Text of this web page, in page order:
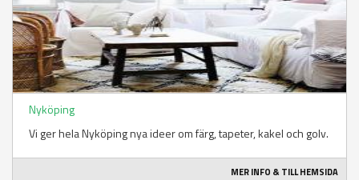
Nyköping
Vi ger hela Nyköping nya ideer om färg, tapeter, kakel och golv.
MER INFO & TILL HEMSIDA